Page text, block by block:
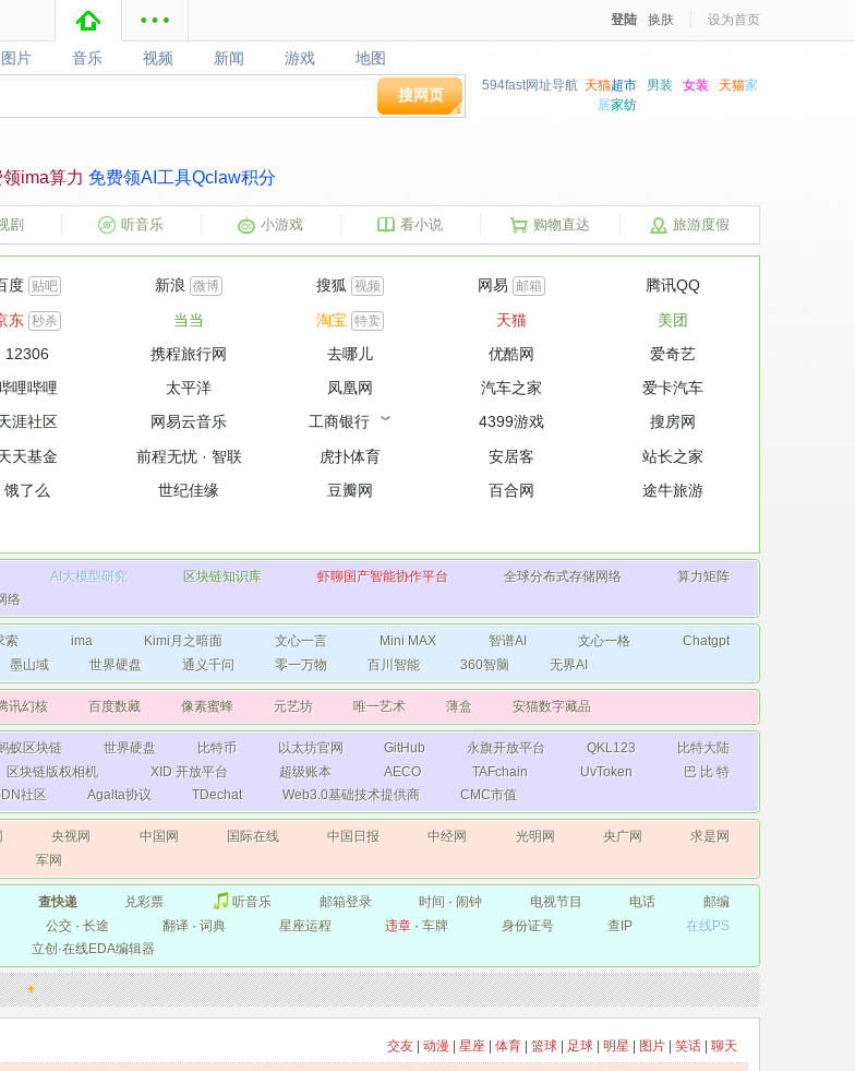
登陆 换肤 设为首页
图片
图片 音乐
音乐 视频
视频 新闻
新闻 游戏
游戏 地图
地图
搜网页
594fast网址导航 天猫超市 男装 女装 天猫家
居家纺
ima算力 免费领AI工具Qclaw积分
剧 听音乐 小游戏 看小说 购物直达 旅游度假
度 贴吧 新浪 微博 搜狐 视频 网易 邮箱
腾讯QQ
东 秒杀 当当 淘宝 特卖 天猫
美团
12306 携程旅行网 去哪儿 优酷网
爱奇艺
哩哔哩 太平洋 凤凰网 汽车之家
爱卡汽车
涯社区 网易云音乐 工商银行 ︾ 4399游戏
搜房网
天基金 前程无忧· 智联 虎扑体育 安居客
站长之家
饿了么 世纪佳缘 豆瓣网 百合网
途牛旅游
AI大模型研究 区块链知识库 虾聊国产智能协作平台 全球分布式存储网络
算力矩阵
络
索 ima Kimi月之暗面 文心一言 Mini MAX 智谱AI 文心一格
Chatgpt
墨山域 世界硬盘 通义千问 零一万物 百川智能 360智脑 无界AI
讯幻核 百度数藏 像素蜜蜂 元艺坊 唯一艺术 薄盒 安猫数字藏品
蚁区块链 世界硬盘 比特币 以太坊官网 GitHub 永旗开放平台 QKL123
比特大陆
区块链版权相机 XID 开放平台 超级账本 AECO TAFchain UvToken
巴 比 特
社区 Agalta协议 TDechat Web3.0基础技术提供商 CMC市值
央视网 中国网 国际在线 中国日报 中经网 光明网 央广网
求是网
军网
查快递 兑彩票 听音乐 邮箱登录 时间 · 闹钟 电视节目 电话
邮编
公交 · 长途 翻译 · 词典 星座运程 违章 · 车牌 身份证号 查IP
在线PS
立创·在线EDA编辑器
+
交友 | 动漫 | 星座 | 体育 | 篮球 | 足球 | 明星 | 图片 | 笑话 | 聊天